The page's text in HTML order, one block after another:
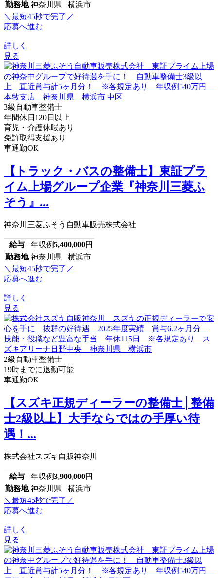
勤務地 神奈川県 横浜市
＼最短45秒で完了／
応募へ進む
詳しく
見る
3級自動車整備士
年間休日120日以上
育児・介護休暇あり
免許取得支援あり
車通勤OK
【トラック・バスの整備士】東証プラ
イム上場グループ企業『神奈川三菱ふ
そう』...
神奈川三菱ふそう自動車販売株式会社
給与 年収例5,400,000円
勤務地 神奈川県 横浜市
＼最短45秒で完了／
応募へ進む
詳しく
見る
2級自動車整備士
19時までに退勤可能
車通勤OK
【スズキ正規ディーラーの整備士│整備
士2級以上】大手ならではの手厚い待
遇！...
株式会社スズキ自販神奈川
給与 年収例3,900,000円
勤務地 神奈川県 横浜市
＼最短45秒で完了／
応募へ進む
詳しく
見る